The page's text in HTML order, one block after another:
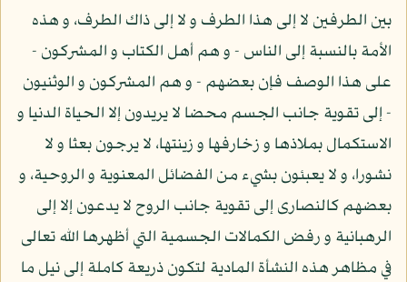
بين الطرفين لا إلى هذا الطرف و لا إلى ذاك الطرف، و هذه
الأمة بالنسبة إلى الناس - و هم أهل الكتاب و المشركون -
على هذا الوصف فإن بعضهم - و هم المشركون و الوثنيون
- إلى تقوية جانب الجسم محضا لا يريدون إلا الحياة الدنيا و
الاستكمال بملاذها و زخارفها و زينتها، لا يرجون بعثا و لا
نشورا، و لا يعبئون بشيء من الفضائل المعنوية و الروحية، و
بعضهم كالنصارى إلى تقوية جانب الروح لا يدعون إلا إلى
الرهبانية و رفض الكمالات الجسمية التي أظهرها الله تعالى
في مظاهر هذه النشأة المادية لتكون ذريعة كاملة إلى نيل ما